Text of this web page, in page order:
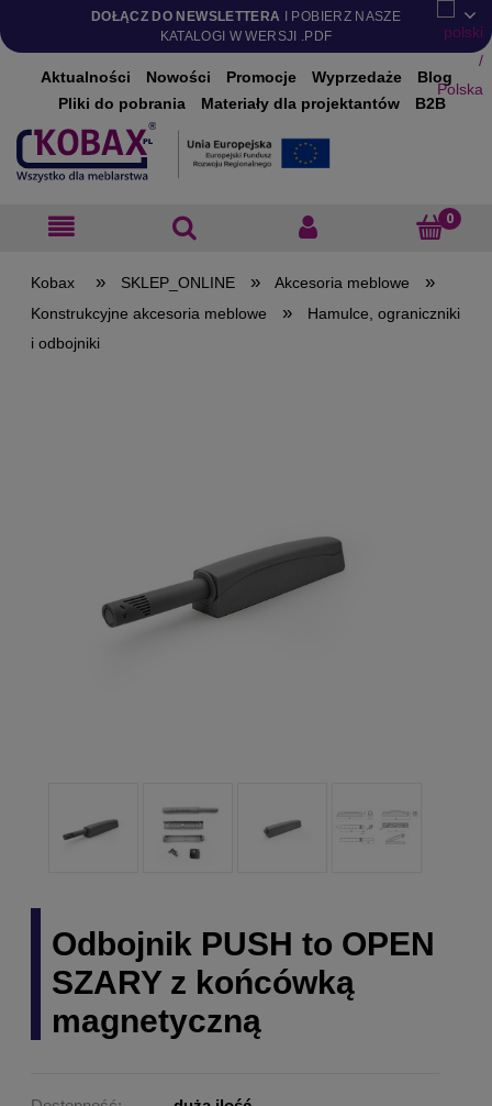
DOŁĄCZ DO NEWSLETTERA I POBIERZ NASZE
KATALOGI W WERSJI .PDF
Aktualności Nowości Promocje Wyprzedaże
Blog
Pliki do pobrania
Materiały dla projektantów B2B
» SKLEP_ONLINE » Akcesoria meblowe »
Konstrukcyjne akcesoria meblowe »
Hamulce, ograniczniki
i odbojniki
Odbojnik PUSH to OPEN
SZARY z końcówką
magnetyczną